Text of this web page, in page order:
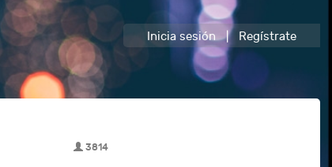
Inicia sesión | Regístrate
3814